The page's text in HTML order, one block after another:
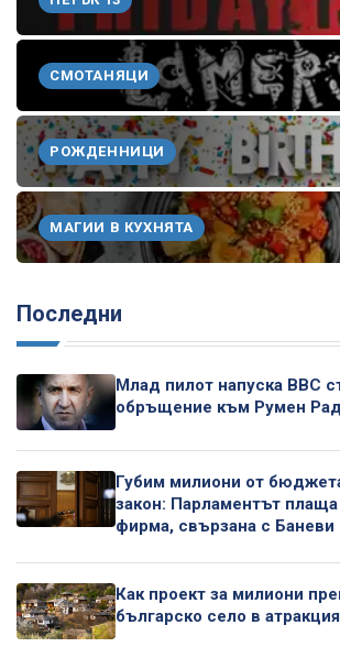
СМОТАНЯЦИ
РОЖДЕННИЦИ
МАГИИ В КУХНЯТА
Последни
Млад пилот напуска ВВС
обръщение към Румен
Губим милиони от
закон: Парламентът
фирма, свързана с Баневи
Как проект за милиони
българско село в